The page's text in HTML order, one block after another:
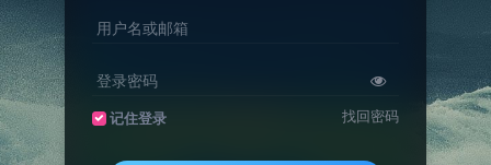
用户名或邮箱
登录密码
记住登录 找回密码